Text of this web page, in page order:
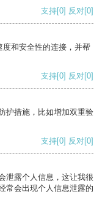
支持[0] 反对[0]
和安全性的连接，并帮
支持[0] 反对[0]
护措施，比如增加双重验
支持[0] 反对[0]
泄露个人信息，这让我很
常会出现个人信息泄露的